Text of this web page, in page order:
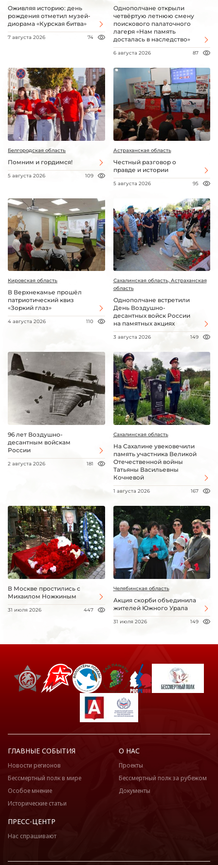
Оживляя историю: день
рождения отметил музей-
диорама «Курская битва»
7 августа 2026 74
Однополчане открыли
четвёртую летнюю смену
поискового палаточного
лагеря «Нам память
досталась в наследство»
6 августа 2026 87
Белгородская область
Помним и гордимся!
5 августа 2026 109
Астраханская область
Честный разговор о
правде и истории
5 августа 2026 95
Кировская область
В Верхнекамье прошёл
патриотический квиз
«Зоркий глаз»
4 августа 2026 110
Сахалинская область, Астраханская
область
Однополчане встретили
День Воздушно-
десантных войск России
на памятных акциях
3 августа 2026 149
96 лет Воздушно-
десантным войскам
России
2 августа 2026 181
Сахалинская область
На Сахалине увековечили
память участника Великой
Отечественной войны
Татьяны Васильевны
Кочневой
1 августа 2026 167
В Москве простились с
Михаилом Ножкиным
31 июля 2026 447
Челябинская область
Акция скорби объединила
жителей Южного Урала
31 июля 2026 149
ГЛАВНЫЕ СОБЫТИЯ
Новости регионов
Бессмертный полк в мире
Особое мнение
Исторические статьи
О НАС
Проекты
Бессмертный полк за рубежом
Документы
ПРЕСС-ЦЕНТР
Нас спрашивают